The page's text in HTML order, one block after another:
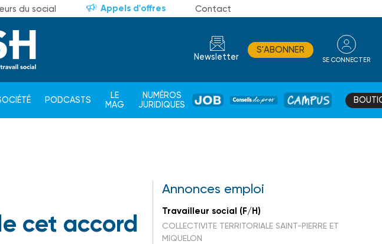
du social Appels d'offres Contact
Newsletter
S'ABONNER
SE CONNECTER
PODCASTS
LE
MAG
NUMÉROS
JURIDIQUES
JOB
DE
CAMPUS
cet accord
Annonces emploi
Travailleur social (F/H)
COLLECTIVITE TERRITORIALE SAINT-PIERRE ET
MIQUELON